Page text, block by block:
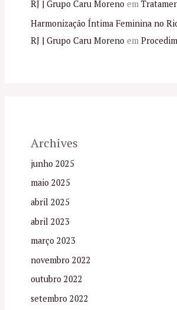
RJ | Grupo Caru Moreno em
Harmonização Íntima Feminina no
RJ | Grupo Caru Moreno em
Archives
junho 2025
maio 2025
abril 2025
abril 2023
março 2023
novembro 2022
outubro 2022
setembro 2022